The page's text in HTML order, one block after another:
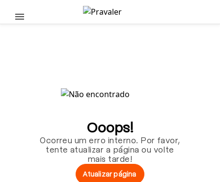
Pular para o conteúdo principal
Ooops!
Ocorreu um erro interno. Por favor,
tente atualizar a página ou volte
mais tarde!
Atualizar página